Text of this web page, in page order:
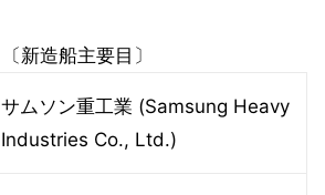
〔新造船主要目〕
サムソン重工業 (Samsung Heavy
Industries Co., Ltd.)